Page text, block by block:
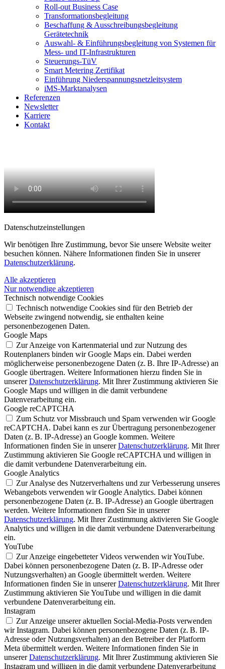
Roll-out Business Case
Transformationsbegleitung
Beschaffung & Ausschreibungsbegleitung
Gerätetechnik
Auswahl- & Einführungsbegleitung von Systemen für
Mess- und IT-Infrastrukturen
Steuerungs-TüV
Smart Metering Zertifikat
Einführung Niederspannungsnetzleitsystem
iMS-Marktanalysen
Referenzen
Newsletter
Karriere
Kontakt
Datenschutz­einstellungen
Wir benötigen Ihre Zustimmung, bevor Sie unsere Website weiter
besuchen können. Nähere Informationen finden Sie in unserer
Datenschutzerklärung.
Alle akzeptieren
Nur notwendige akzeptieren
Technisch notwendige Cookies
Technisch notwendige Cookies sind für den Betrieb der
Webseite zwingend notwendig, sie enthalten keine
personenbezogenen Daten.
Google Maps
Zur Anzeige von Kartenmaterial und zur Nutzung des
Routenplaners binden wir Google Maps ein. Dabei werden
möglicherweise personenbezogene Daten (z. B. Ihre IP-Adresse) an
Google übertragen. Weitere Informationen hierzu finden Sie in
unsererDatenschutzerklärung. Mit Ihrer Zustimmung aktivieren Sie
Google Maps und willigen in die damit verbundene
Datenverarbeitung ein.
Google reCAPTCHA
Zum Schutz vor Missbrauch und Spam verwenden wir Google
reCAPTCHA. Dabei kann es zur Übertragung personenbezogener
Daten (z. B. IP-Adresse) an Google kommen. Weitere
Informationen finden Sie in unsererDatenschutzerklärung. Mit Ihrer
Zustimmung aktivieren Sie Google reCAPTCHA und willigen in
die damit verbundene Datenverarbeitung ein.
Google Analytics
Zur Analyse des Nutzerverhaltens und zur Verbesserung unseres
Webangebots verwenden wir Google Analytics. Dabei können
personenbezogene Daten (z. B. IP-Adresse) an Google übertragen
werden. Weitere Informationen finden Sie in unserer
Datenschutzerklärung. Mit Ihrer Zustimmung aktivieren Sie Google
Analytics und willigen in die damit verbundene Datenverarbeitung
ein.
YouTube
Zur Anzeige eingebetteter Videos verwenden wir YouTube.
Dabei können personenbezogene Daten (z. B. IP-Adresse oder
Nutzungsverhalten) an Google übermittelt werden. Weitere
Informationen finden Sie in unsererDatenschutzerklärung. Mit Ihrer
Zustimmung aktivieren Sie YouTube und willigen in die damit
verbundene Datenverarbeitung ein.
Instagram
Zur Anzeige unserer aktuellen Social-Media-Posts verwenden
wir Instagram. Dabei können personenbezogene Daten (z. B. IP-
Adresse oder Nutzungsverhalten) an den Betreiber der Platform
Meta übermittelt werden. Weitere Informationen finden Sie in
unsererDatenschutzerklärung. Mit Ihrer Zustimmung aktivieren Sie
Instagram und willigen in die damit verbundene Datenverarbeitung